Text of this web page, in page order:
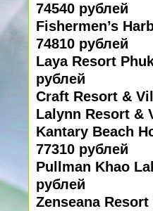
74540 рублей
Fishermen’s
74810 рублей
Laya Resort
рублей
Craft Resort &
Lalynn Resort &
Kantary Beach
77310 рублей
Pullman Khao
рублей
Zenseana Resort